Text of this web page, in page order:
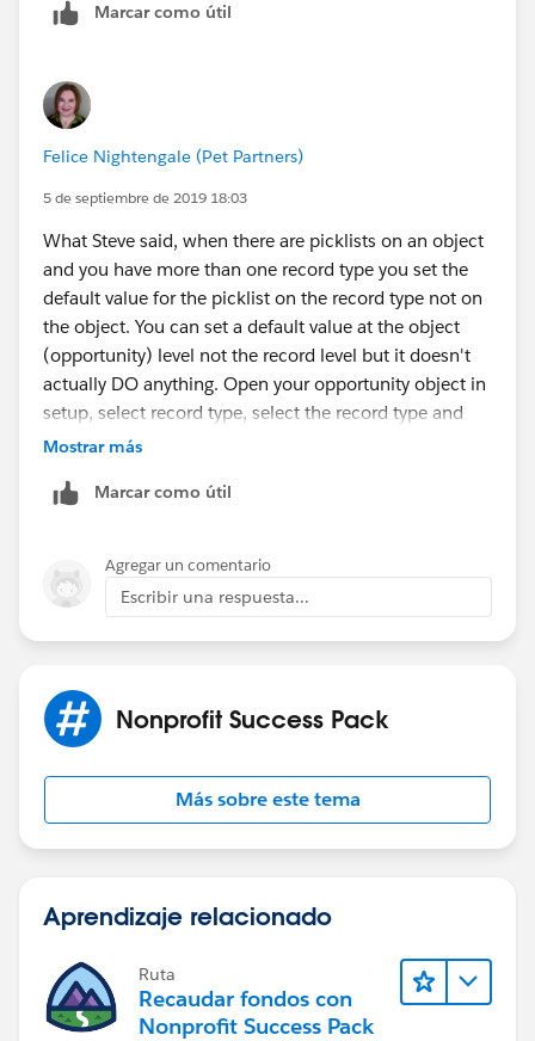
Marcar como útil
Felice Nightengale (Pet Partners)
5 de septiembre de 2019 18:03
What Steve said, when there are picklists on an object
and you have more than one record type you set the
default value for the picklist on the record type not on
the object. You can set a default value at the object
(opportunity) level not the record level but it doesn't
actually DO anything. Open your opportunity object in
setup, select record type, select the record type and
then edit the picklist default value. Do this for every
Mostrar más
Marcar como útil
Agregar un comentario
Escribir una respuesta...
Nonprofit Success Pack
Más sobre este tema
Aprendizaje relacionado
Ruta
Recaudar fondos con
Nonprofit Success Pack